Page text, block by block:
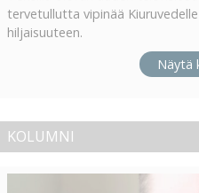
tervetullutta vipinää
hiljaisuuteen.
Näytä
KOLUMNI